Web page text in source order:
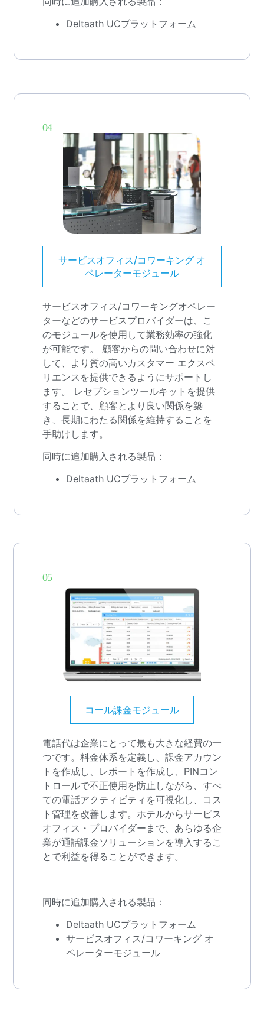
Deltaath UCプラットフォーム
04
サービスオフィス/コワーキング オ
ペレーターモジュール
サービスオフィス/コワーキングオペレー
ターなどのサービスプロバイダーは、こ
のモジュールを使用して業務効率の強化
が可能です。 顧客からの問い合わせに対
して、より質の高いカスタマー エクスペ
リエンスを提供できるようにサポートし
ます。 レセプションツールキットを提供
することで、顧客とより良い関係を築
き、長期にわたる関係を維持することを
手助けします。
同時に追加購入される製品：
Deltaath UCプラットフォーム
05
コール課金モジュール
電話代は企業にとって最も大きな経費の一
つです。料金体系を定義し、課金アカウン
トを作成し、レポートを作成し、PINコン
トロールで不正使用を防止しながら、すべ
ての電話アクティビティを可視化し、コス
ト管理を改善します。ホテルからサービス
オフィス・プロバイダーまで、あらゆる企
業が通話課金ソリューションを導入するこ
とで利益を得ることができます。
同時に追加購入される製品：
Deltaath UCプラットフォーム
サービスオフィス/コワーキング オ
ペレーターモジュール